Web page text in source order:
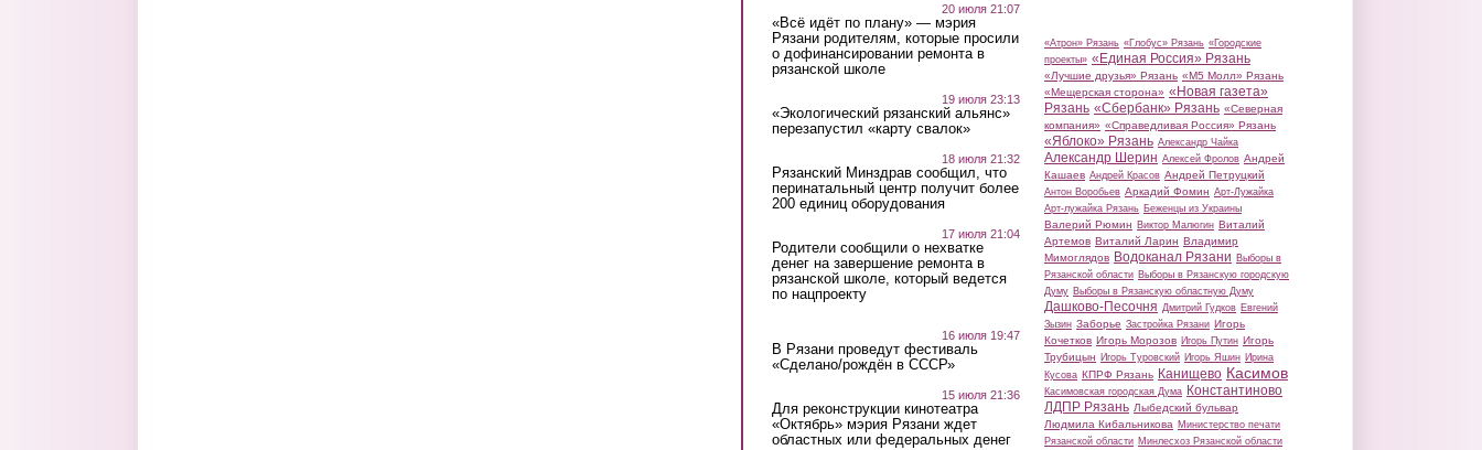
20 июля 21:07
«Всё идёт по плану» — мэрия
Рязани родителям, которые просили
о дофинансировании ремонта в
рязанской школе
19 июля 23:13
«Экологический рязанский альянс»
перезапустил «карту свалок»
18 июля 21:32
Рязанский Минздрав сообщил, что
перинатальный центр получит более
200 единиц оборудования
17 июля 21:04
Родители сообщили о нехватке
денег на завершение ремонта в
рязанской школе, который ведется
по нацпроекту
16 июля 19:47
В Рязани проведут фестиваль
«Сделано/рождён в СССР»
15 июля 21:36
Для реконструкции кинотеатра
«Октябрь» мэрия Рязани ждет
областных или федеральных денег
«Атрон» Рязань «Глобус» Рязань «Городские
проекты» «Единая Россия» Рязань
«Лучшие друзья» Рязань «М5 Молл» Рязань
«Мещерская сторона» «Новая газета»
Рязань «Сбербанк» Рязань «Северная
компания» «Справедливая Россия» Рязань
«Яблоко» Рязань Александр Чайка
Александр Шерин Алексей Фролов Андрей
Кашаев Андрей Красов Андрей Петруцкий
Антон Воробьев Аркадий Фомин Арт-Лужайка
Арт-лужайка Рязань Беженцы из Украины
Валерий Рюмин Виктор Малюгин Виталий
Артемов Виталий Ларин Владимир
Мимоглядов Водоканал Рязани Выборы в
Рязанской области Выборы в Рязанскую городскую
Думу Выборы в Рязанскую областную Думу
Дашково-Песочня Дмитрий Гудков Евгений
Зызин Заборье Застройка Рязани Игорь
Кочетков Игорь Морозов Игорь Путин Игорь
Трубицын Игорь Туровский Игорь Яшин Ирина
Кусова КПРФ Рязань Канищево Касимов
Касимовская городская Дума Константиново
ЛДПР Рязань Лыбедский бульвар
Людмила Кибальникова Министерство печати
Рязанской области Минлесхоз Рязанской области